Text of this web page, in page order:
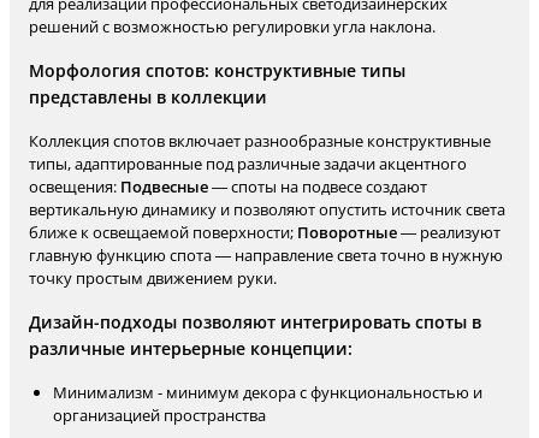
решений с возможностью регулировки угла наклона.
Морфология спотов: конструктивные типы
представлены в коллекции
Коллекция спотов включает разнообразные конструктивные
типы, адаптированные под различные задачи акцентного
освещения: Подвесные— споты на подвесе создают
вертикальную динамику и позволяют опустить источник света
ближе к освещаемой поверхности; Поворотные— реализуют
главную функцию спота — направление света точно в нужную
точку простым движением руки.
Дизайн-подходы позволяют интегрировать споты в
различные интерьерные концепции:
Минимализм - минимум декора с функциональностью и
организацией пространства